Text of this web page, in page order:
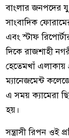
বাংলার জনপদের
সাংবাদিক
এবং স্টাফ
দিকে রাজশাহী
হেতেমখাঁ এলাকায়
ম্যানেজমেন্ট
এ সময় ক্যামেরা
হয়।
সন্ত্রাসী রিপন ওই